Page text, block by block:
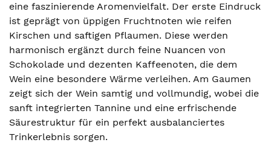
eine faszinierende Aromenvielfalt. Der erste Eindruck
ist geprägt von üppigen Fruchtnoten wie reifen
Kirschen und saftigen Pflaumen. Diese werden
harmonisch ergänzt durch feine Nuancen von
Schokolade und dezenten Kaffeenoten, die dem
Wein eine besondere Wärme verleihen. Am Gaumen
zeigt sich der Wein samtig und vollmundig, wobei die
sanft integrierten Tannine und eine erfrischende
Säurestruktur für ein perfekt ausbalanciertes
Trinkerlebnis sorgen.